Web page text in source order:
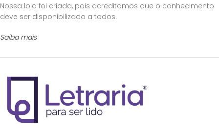
Nossa loja foi criada, pois acreditamos que o conhecimento
deve ser disponibilizado a todos.
Saiba mais